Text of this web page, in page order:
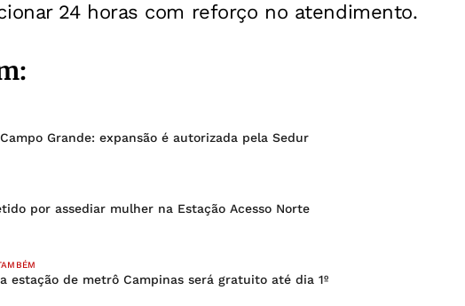
24 horas com reforço no atendimento.
Grande: expansão é autorizada pela Sedur
por assediar mulher na Estação Acesso Norte
estação de metrô Campinas será gratuito até dia 1º